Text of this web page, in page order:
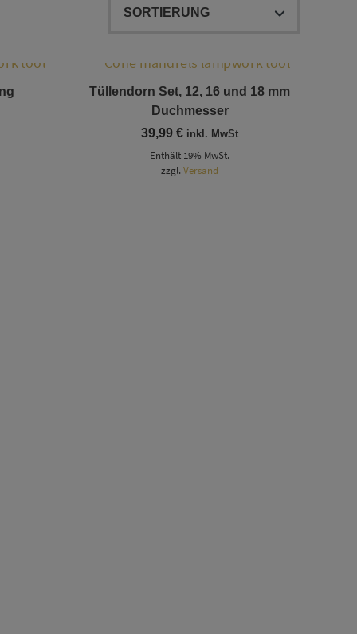
Tüllendorn Set, 12, 16 und 18 mm
Duchmesser
39,99€ inkl. MwSt
Enthält 19% MwSt.
zzgl.Versand